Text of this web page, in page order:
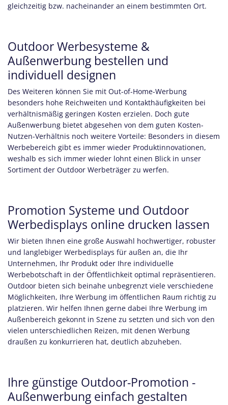
gleichzeitig bzw. nacheinander an einem bestimmten Ort.
Outdoor Werbesysteme &
Außenwerbung bestellen und
individuell designen
Des Weiteren können Sie mit Out-of-Home-Werbung
besonders hohe Reichweiten und Kontakthäufigkeiten bei
verhältnismäßig geringen Kosten erzielen. Doch gute
Außenwerbung bietet abgesehen von dem guten Kosten-
Nutzen-Verhältnis noch weitere Vorteile: Besonders in diesem
Werbebereich gibt es immer wieder Produktinnovationen,
weshalb es sich immer wieder lohnt einen Blick in unser
Sortiment der Outdoor Werbeträger zu werfen.
Promotion Systeme und Outdoor
Werbedisplays online drucken lassen
Wir bieten Ihnen eine große Auswahl hochwertiger, robuster
und langlebiger Werbedisplays für außen an, die Ihr
Unternehmen, Ihr Produkt oder Ihre individuelle
Werbebotschaft in der Öffentlichkeit optimal repräsentieren.
Outdoor bieten sich beinahe unbegrenzt viele verschiedene
Möglichkeiten, Ihre Werbung im öffentlichen Raum richtig zu
platzieren. Wir helfen Ihnen gerne dabei Ihre Werbung im
Außenbereich gekonnt in Szene zu setzten und sich von den
vielen unterschiedlichen Reizen, mit denen Werbung
draußen zu konkurrieren hat, deutlich abzuheben.
Ihre günstige Outdoor-Promotion -
Außenwerbung einfach gestalten